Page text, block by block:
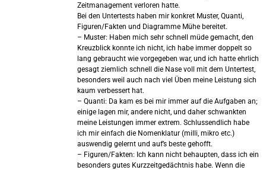
Zeitmanagement verloren hatte.
Bei den Untertests haben mir konkret Muster, Quanti,
Figuren/Fakten und Diagramme Mühe bereitet.
– Muster: Haben mich sehr schnell müde gemacht, den
Kreuzblick konnte ich nicht, ich habe immer doppelt so
lang gebraucht wie vorgegeben war, und ich hatte ehrlich
gesagt ziemlich schnell die Nase voll mit dem Untertest,
besonders weil auch nach viel Üben meine Leistung sich
kaum verbessert hat.
– Quanti: Da kam es bei mir immer auf die Aufgaben an;
einige lagen mir, andere nicht, und daher schwankten
meine Leistungen immer extrem. Schlussendlich habe
ich mir einfach die Nomenklatur (milli, mikro etc.)
auswendig gelernt und auf’s beste gehofft.
– Figuren/Fakten: Ich kann nicht behaupten, dass ich ein
besonders gutes Kurzzeitgedächtnis habe. Wenn die